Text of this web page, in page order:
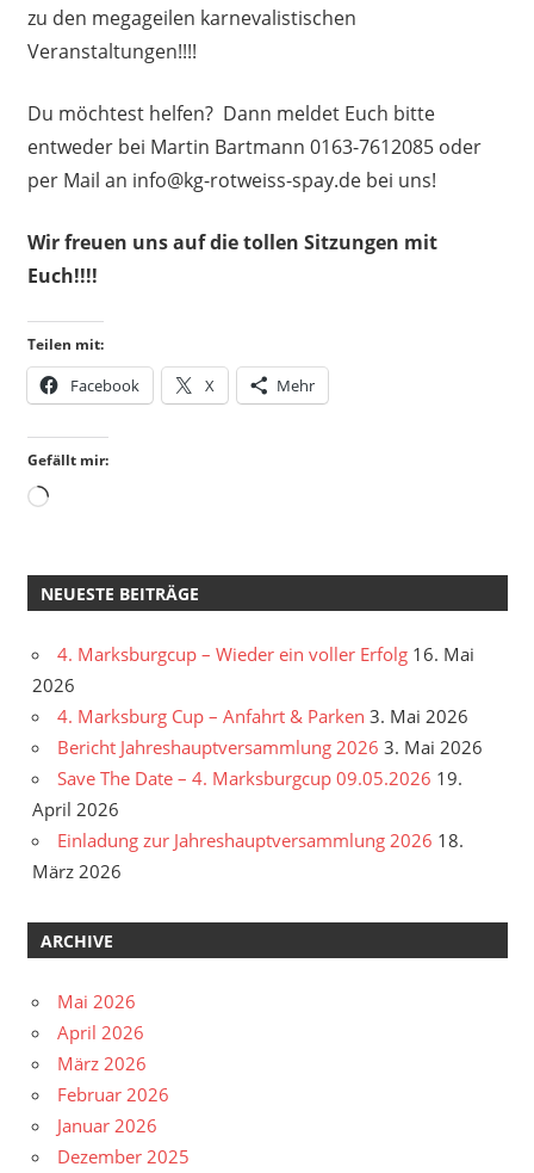
zu den megageilen karnevalistischen
Veranstaltungen!!!!
Du möchtest helfen? Dann meldet Euch bitte
entweder bei Martin Bartmann 0163-7612085 oder
per Mail an info@kg-rotweiss-spay.de bei uns!
Wir freuen uns auf die tollen Sitzungen mit
Euch!!!!
Teilen mit:
Facebook X Mehr
Gefällt mir:
Wird
NEUESTE BEITRÄGE
4. Marksburgcup – Wieder ein voller Erfolg 16. Mai
2026
4. Marksburg Cup – Anfahrt & Parken 3. Mai 2026
Bericht Jahreshauptversammlung 2026 3. Mai 2026
Save The Date – 4. Marksburgcup 09.05.2026 19.
April 2026
Einladung zur Jahreshauptversammlung 2026 18.
März 2026
ARCHIVE
Mai 2026
April 2026
März 2026
Februar 2026
Januar 2026
Dezember 2025